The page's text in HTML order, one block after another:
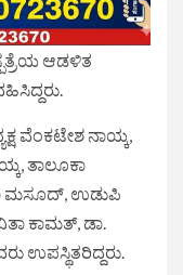
ಆಡಳಿತ
ವೆಂಕಟೇಶ ನಾಯ್ಕ,
ತಾಲೂಕಾ
ಮಸೂದ್, ಉಡುಪಿ
ಕಾಮತ್, ಡಾ.
ಉಪಸ್ಥಿತರಿದ್ದರು.